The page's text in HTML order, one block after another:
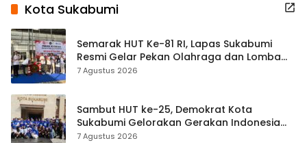
Kota Sukabumi
Semarak HUT Ke-81 RI, Lapas Sukabumi
Resmi Gelar Pekan Olahraga dan Lomba
Tradisional
7 Agustus 2026
Sambut HUT ke-25, Demokrat Kota
Sukabumi Gelorakan Gerakan Indonesia
ASRI Lewat Aksi Bersih Masjid Agung
7 Agustus 2026